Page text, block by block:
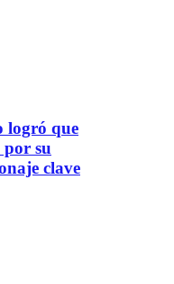
logró que
su
clave